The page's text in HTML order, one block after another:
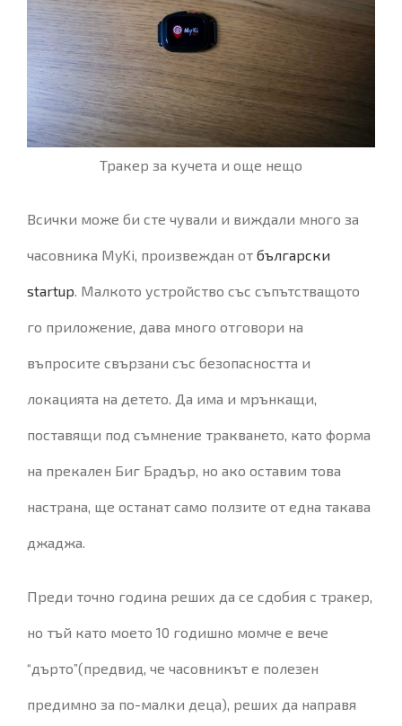
Тракер за кучета и още нещо
Всички може би сте чували и виждали много за
часовника MyKi, произвеждан от български
startup . Малкото устройство със съпътстващото
го приложение, дава много отговори на
въпросите свързани със безопасността и
локацията на детето. Да има и мрънкащи,
поставящи под съмнение тракването, като форма
на прекален Биг Брадър, но ако оставим това
настрана, ще останат само ползите от една такава
джаджа.
Преди точно година реших да се сдобия с тракер,
но тъй като моето 10 годишно момче е вече
“дърто”(предвид, че часовникът е полезен
предимно за по-малки деца), реших да направя